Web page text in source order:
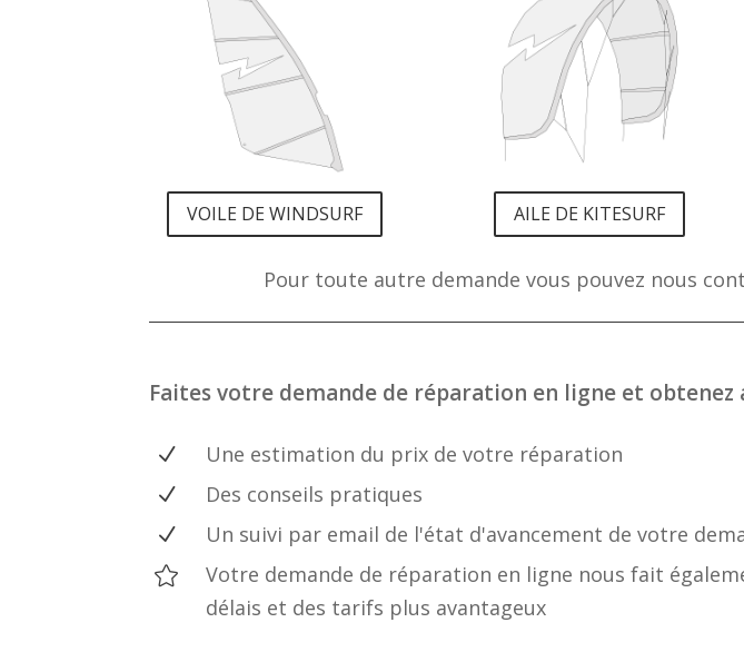
VOILE DE WINDSURF AILE DE KITESURF
Pour toute autre demande vous pouvez nous
Faites votre demande de réparation en ligne et obtenez
N Une estimation du prix de votre réparation
N Des conseils pratiques
N Un suivi par email de l'état d'avancement de votre

Votre demande de réparation en ligne nous fait
délais et des tarifs plus avantageux